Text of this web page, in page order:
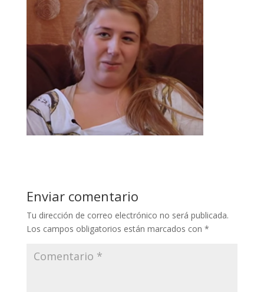
Enviar comentario
Tu dirección de correo electrónico no será publicada.
Los campos obligatorios están marcados con *